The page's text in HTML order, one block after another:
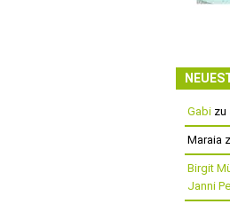
Gabi zu
Maraia
Birgit
Janni